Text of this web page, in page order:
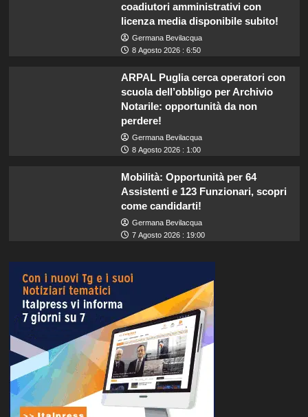
coadiutori amministrativi con
licenza media disponibile subito!
Germana Bevilacqua
8 Agosto 2026 : 6:50
ARPAL Puglia cerca operatori con
scuola dell’obbligo per Archivio
Notarile: opportunità da non
perdere!
Germana Bevilacqua
8 Agosto 2026 : 1:00
Mobilità: Opportunità per 64
Assistenti e 123 Funzionari, scopri
come candidarti!
Germana Bevilacqua
7 Agosto 2026 : 19:00